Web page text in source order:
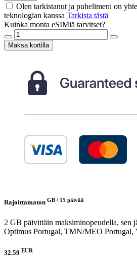
Olen tarkistanut ja puhelimeni on
teknologian kanssa Tarkista tästä
Kuinka monta eSIMiä tarvitset?
Maksa kortilla
Rajoittamaton GB / 15 päivää
2 GB päivittäin maksiminopeudella, sen
Optimus Portugal, TMN/MEO Portugal,
32.59 EUR